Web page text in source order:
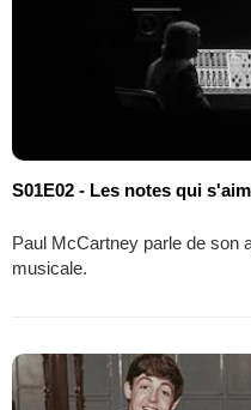
S01E02 - Les notes qui
Paul McCartney parle de son
musicale.